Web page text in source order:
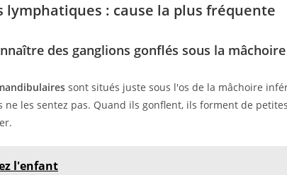
lymphatiques : cause la plus fréquente
des ganglions gonflés sous la mâchoire
sont situés juste sous l'os de la mâchoire
ne les sentez pas. Quand ils gonflent, ils forment de
l'enfant